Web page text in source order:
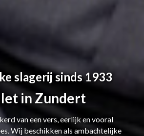
slagerij sinds 1933
in Zundert
van een vers, eerlijk en vooral
Wij beschikken als ambachtelijke